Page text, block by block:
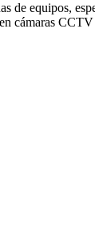
de equipos,